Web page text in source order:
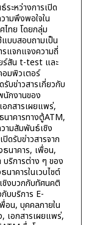
ะหว่างการเปิด
ามพึงพอใจใน
ไทย โดยกลุ่ม
แบบสอบถามเป็น
รแจกแจงความถี่
ร์สัน t-test และ
อมพิวเตอร์
บข่าวสารเกี่ยวกับ
กงานของ
อกสารเผยแพร่,
าคารทางตู้ATM,
ามสัมพันธ์เชิง
ดรับข่าวสารจาก
นาคาร, เพื่อน,
บริการต่าง ๆ ของ
าคารในเวบไชต์
งบวกกับทัศนคติ
บบริการ E-
อน, บุคคลภายใน
เอกสารเผยแพร่,